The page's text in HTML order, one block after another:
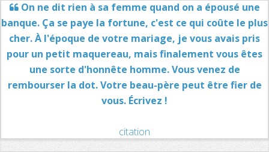
On ne dit rien à sa femme quand on a épousé une
banque. Ça se paye la fortune, c'est ce qui coûte le plus
cher. À l'époque de votre mariage, je vous avais pris
pour un petit maquereau, mais finalement vous êtes
une sorte d'honnête homme. Vous venez de
rembourser la dot. Votre beau-père peut être fier de
vous. Écrivez !
citation